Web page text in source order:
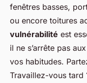
fenêtres basses,
ou encore toitures
vulnérabilité est
il ne s’arrête pas
vos habitudes.
Travaillez-vous tard